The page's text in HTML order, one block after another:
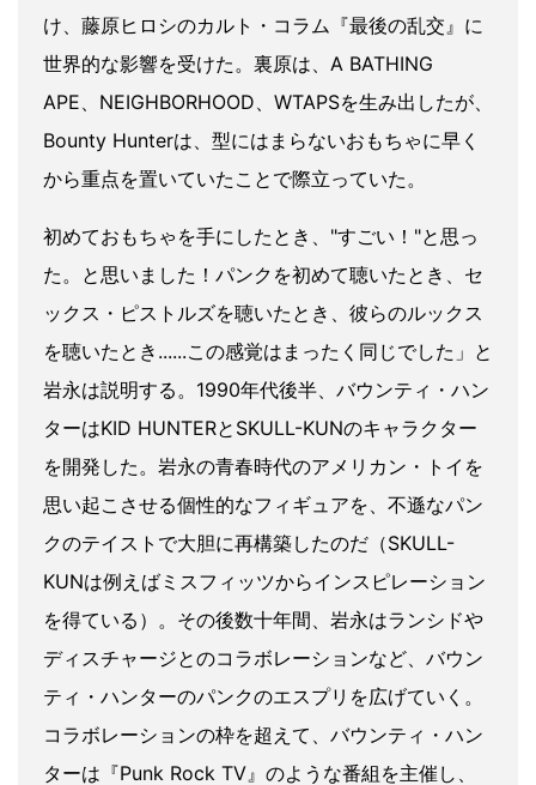
け、藤原ヒロシのカルト・コラム『最後の乱交』に
世界的な影響を受けた。裏原は、A BATHING
APE、NEIGHBORHOOD、WTAPSを生み出したが、
Bounty Hunterは、型にはまらないおもちゃに早く
から重点を置いていたことで際立っていた。
初めておもちゃを手にしたとき、"すごい！"と思っ
た。と思いました！パンクを初めて聴いたとき、セ
ックス・ピストルズを聴いたとき、彼らのルックス
を聴いたとき......この感覚はまったく同じでした」と
岩永は説明する。1990年代後半、バウンティ・ハン
ターはKID HUNTERとSKULL-KUNのキャラクター
を開発した。岩永の青春時代のアメリカン・トイを
思い起こさせる個性的なフィギュアを、不遜なパン
クのテイストで大胆に再構築したのだ（SKULL-
KUNは例えばミスフィッツからインスピレーション
を得ている）。その後数十年間、岩永はランシドや
ディスチャージとのコラボレーションなど、バウン
ティ・ハンターのパンクのエスプリを広げていく。
コラボレーションの枠を超えて、バウンティ・ハン
ターは『Punk Rock TV』のような番組を主催し、